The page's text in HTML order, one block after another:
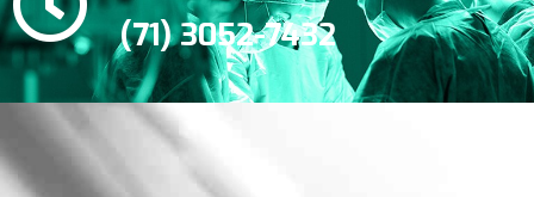
(71) 3052-7432